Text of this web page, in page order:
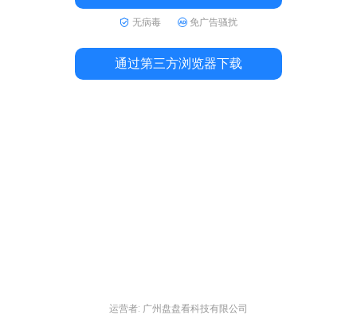
无病毒 免广告骚扰
通过第三方浏览器下载
运营者: 广州盘盘看科技有限公司